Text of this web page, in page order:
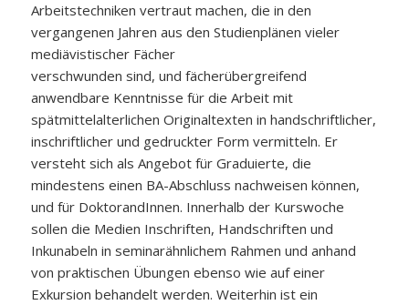
Arbeitstechniken vertraut machen, die in den
vergangenen Jahren aus den Studienplänen vieler
mediävistischer Fächer
verschwunden sind, und fächerübergreifend
anwendbare Kenntnisse für die Arbeit mit
spätmittelalterlichen Originaltexten in handschriftlicher,
inschriftlicher und gedruckter Form vermitteln. Er
versteht sich als Angebot für Graduierte, die
mindestens einen BA-Abschluss nachweisen können,
und für DoktorandInnen. Innerhalb der Kurswoche
sollen die Medien Inschriften, Handschriften und
Inkunabeln in seminarähnlichem Rahmen und anhand
von praktischen Übungen ebenso wie auf einer
Exkursion behandelt werden. Weiterhin ist ein